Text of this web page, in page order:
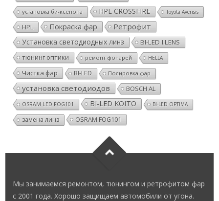
установка би-ксенона HPL CROSSFIRE Toyota Avensis
HPL Покраска фар Ретрофит
Установка светодиодных линз
BI-LED I.LENS
тюнинг оптики
ремонт фонарей HELLA
Чистка фар BI-LED Полировка фар
установка светодиодов BOSCH AL
OSRAM LED FOG101 BI-LED KOITO BI-LED OPTIMA
замена линз OSRAM FOG101
Мы занимаемся ремонтом, тюнингом и ретрофитом фар
с 2001 года. Хорошо защищаем автомобили от угона.